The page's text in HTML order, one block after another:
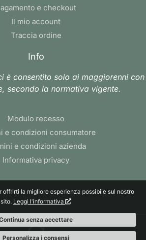
e checkout
Il mio account
Traccia ordine
Info
è consentito solo ai maggiorenni con
secondo la normativa vigente.
Modulo recesso
e condizioni consumatore
e condizioni azienda
Informativa privacy
la migliore esperienza possibile sul nostro
sito. Leggi l'informativa
senza accettare
Personalizza i consensi